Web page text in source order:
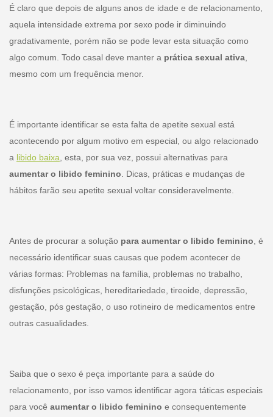
É claro que depois de alguns anos de idade e de relacionamento,
aquela intensidade extrema por sexo pode ir diminuindo
gradativamente, porém não se pode levar esta situação como
algo comum. Todo casal deve manter a prática sexual ativa,
mesmo com um frequência menor.
É importante identificar se esta falta de apetite sexual está
acontecendo por algum motivo em especial, ou algo relacionado
a libido baixa , esta, por sua vez, possui alternativas para
aumentar o libido feminino . Dicas, práticas e mudanças de
hábitos farão seu apetite sexual voltar consideravelmente.
Antes de procurar a solução para aumentar o libido feminino , é
necessário identificar suas causas que podem acontecer de
várias formas: Problemas na família, problemas no trabalho,
disfunções psicológicas, hereditariedade, tireoide, depressão,
gestação, pós gestação, o uso rotineiro de medicamentos entre
outras casualidades.
Saiba que o sexo é peça importante para a saúde do
relacionamento, por isso vamos identificar agora táticas especiais
para você aumentar o libido feminino e consequentemente